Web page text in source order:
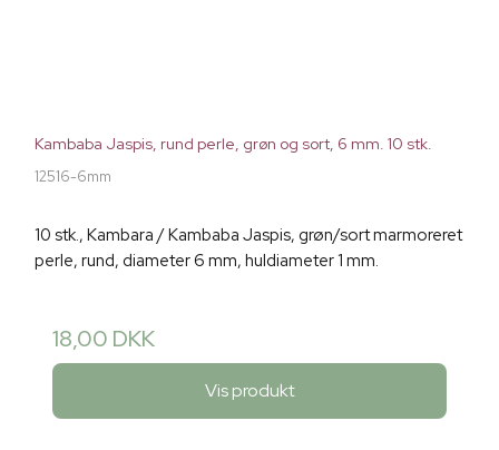
Kambaba Jaspis, rund perle, grøn og sort, 6 mm. 10 stk.
12516-6mm
10 stk., Kambara / Kambaba Jaspis, grøn/sort marmoreret
perle, rund, diameter 6 mm, huldiameter 1 mm.
18,00 DKK
Vis produkt